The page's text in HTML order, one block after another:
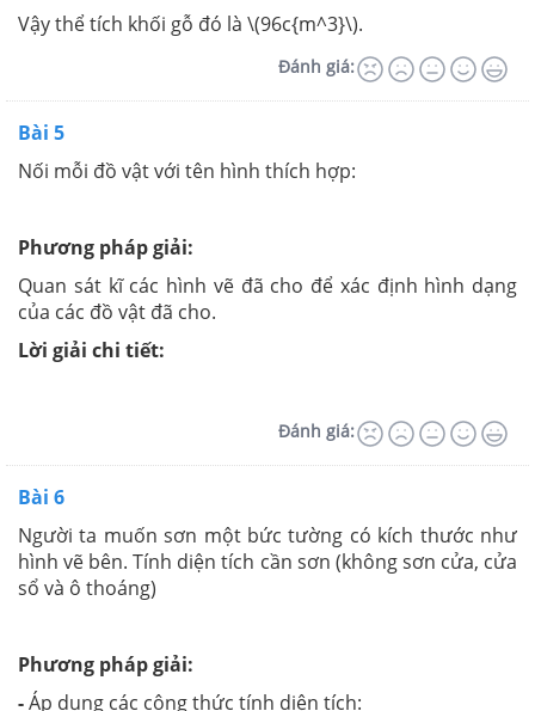
Vậy thể tích khối gỗ đó là \(96c{m^3}\).
Đánh giá:
Bài 5
Nối mỗi đồ vật với tên hình thích hợp:
Phương pháp giải:
Quan sát kĩ các hình vẽ đã cho để xác định hình dạng
của các đồ vật đã cho.
Lời giải chi tiết:
Đánh giá:
Bài 6
Người ta muốn sơn một bức tường có kích thước như
hình vẽ bên. Tính diện tích cần sơn (không sơn cửa, cửa
sổ và ô thoáng)
Phương pháp giải:
-Áp dụng các công thức tính diện tích: